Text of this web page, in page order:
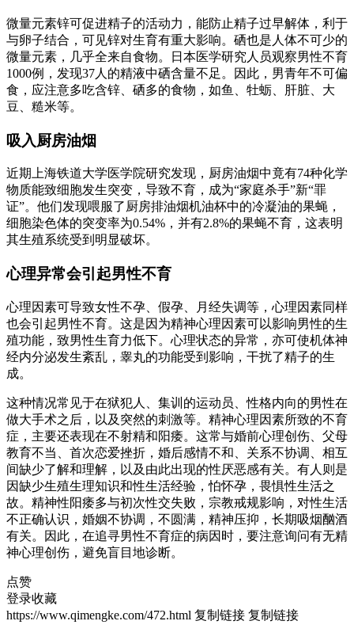
微量元素锌可促进精子的活动力，能防止精子过早解体，利于
与卵子结合，可见锌对生育有重大影响。硒也是人体不可少的
微量元素，几乎全来自食物。日本医学研究人员观察男性不育
1000例，发现37人的精液中硒含量不足。因此，男青年不可偏
食，应注意多吃含锌、硒多的食物，如鱼、牡蛎、肝脏、大
豆、糙米等。
吸入厨房油烟
近期上海铁道大学医学院研究发现，厨房油烟中竟有74种化学
物质能致细胞发生突变，导致不育，成为“家庭杀手”新“罪
证”。他们发现喂服了厨房排油烟机油杯中的冷凝油的果蝇，
细胞染色体的突变率为0.54%，并有2.8%的果蝇不育，这表明
其生殖系统受到明显破坏。
心理异常会引起男性不育
心理因素可导致女性不孕、假孕、月经失调等，心理因素同样
也会引起男性不育。这是因为精神心理因素可以影响男性的生
殖功能，致男性生育力低下。心理状态的异常，亦可使机体神
经内分泌发生紊乱，睾丸的功能受到影响，干扰了精子的生
成。
这种情况常见于在狱犯人、集训的运动员、性格内向的男性在
做大手术之后，以及突然的刺激等。精神心理因素所致的不育
症，主要还表现在不射精和阳痿。这常与婚前心理创伤、父母
教育不当、首次恋爱挫折，婚后感情不和、关系不协调、相互
间缺少了解和理解，以及由此出现的性厌恶感有关。有人则是
因缺少生殖生理知识和性生活经验，怕怀孕，畏惧性生活之
故。精神性阳痿多与初次性交失败，宗教戒规影响，对性生活
不正确认识，婚姻不协调，不圆满，精神压抑，长期吸烟酗酒
有关。因此，在追寻男性不育症的病因时，要注意询问有无精
神心理创伤，避免盲目地诊断。
点赞
登录收藏
https://www.qimengke.com/472.html 复制链接 复制链接